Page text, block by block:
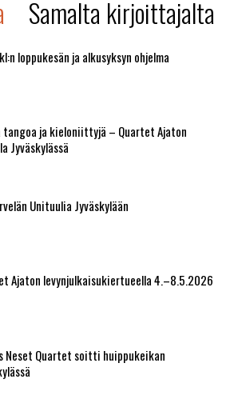
Samalta kirjoittajalta
loppukesän ja alkusyksyn ohjelma
tangoa ja kieloniittyjä – Quartet Ajaton
Jyväskylässä
Unituulia Jyväskylään
Ajaton levynjulkaisukiertueella 4.–8.5.2026
Neset Quartet soitti huippukeikan